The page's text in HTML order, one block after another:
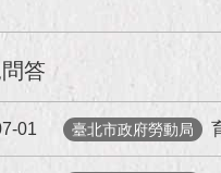
答
01 臺北市政府勞動局